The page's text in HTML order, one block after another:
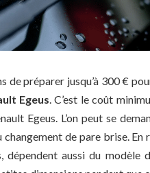
de préparer jusqu’à 300 €
Egeus. C’est le coût
Egeus. L’on peut se
de pare brise. En
dépendent aussi du modèle